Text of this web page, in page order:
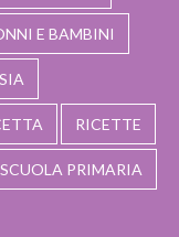
E BAMBINI
RICETTE
SCUOLA PRIMARIA